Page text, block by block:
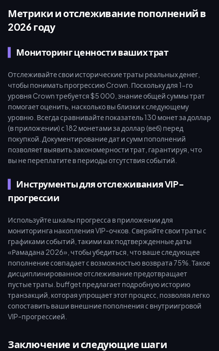
Метрики и отслеживание пополнений в
2026 году
Мониторинг ценности ваших трат
Отслеживайте свои исторические траты реальных денег,
чтобы понимать прогрессию Crown. Поскольку для 1-го
уровня Crown требуется $5 000, знание общей суммы трат
помогает оценить, насколько вы близки к следующему
уровню. Всегда сравнивайте показатель 130 монет за доллар
(в приложении) с 182 монетами за доллар (веб) перед
покупкой. Документирование дат и сумм пополнений
позволяет выявить закономерности трат, гарантируя, что
вы не переплатите в периоды отсутствия событий.
Инструменты для отслеживания VIP-
прогрессии
Используйте шкалы прогресса в приложении для
мониторинга накопления VIP-очков. Сверяйте свои траты с
графиками событий, такими как подтвержденные даты
«Рамадана 2026», чтобы убедиться, что ваше следующее
пополнение совпадает с возможностью возврата 75%. Такое
дисциплинированное отслеживание предотвращает
пустые траты. buffget предлагает подробную историю
транзакций, которая упрощает этот процесс, позволяя легко
сопоставить ваши внешние пополнения с внутриигровой
VIP-прогрессией.
Заключение и следующие шаги